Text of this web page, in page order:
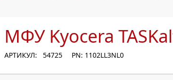
ОБОРУДОВАНИЯ
МФУ Kyocera
АРТИКУЛ: 54725 PN: 1102LL3NL0